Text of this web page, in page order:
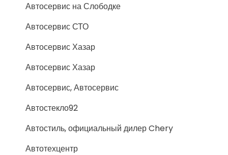
Автосервис на Слободке
Автосервис СТО
Автосервис Хазар
Автосервис Хазар
Автосервис, Автосервис
Автостекло92
Автостиль, официальный дилер Chery
Автотехцентр